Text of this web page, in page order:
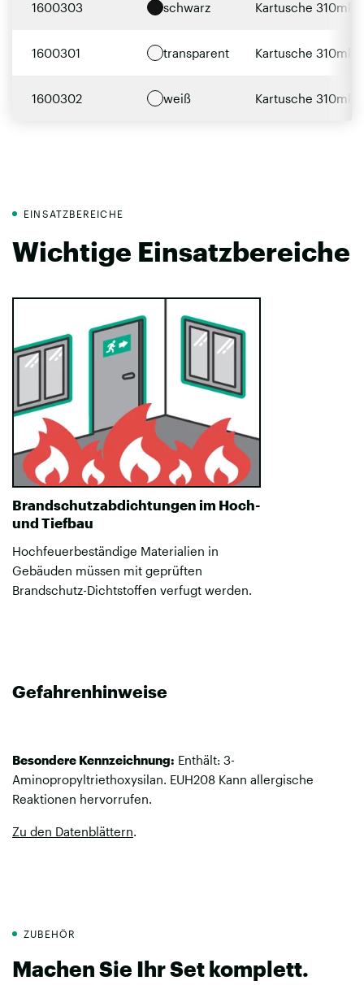
1600303 schwarz Kartusche 310ml
1600301 transparent Kartusche 310ml
1600302 weiß Kartusche 310ml
EINSATZBEREICHE
Wichtige Einsatzbereiche
Brandschutzabdichtungen im Hoch-
und Tiefbau
Hochfeuerbeständige Materialien in
Gebäuden müssen mit geprüften
Brandschutz-Dichtstoffen verfugt werden.
Gefahrenhinweise
Besondere Kennzeichnung: Enthält: 3-
Aminopropyltriethoxysilan. EUH208 Kann allergische
Reaktionen hervorrufen.
Zu den Datenblättern.
ZUBEHÖR
Machen Sie Ihr Set komplett.